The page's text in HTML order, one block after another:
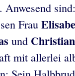
Anwesend sind:
Frau
und Christian
mit allerlei